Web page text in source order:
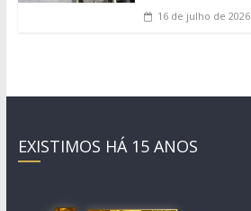
16 de julho de 2026
EXISTIMOS HÁ 15 ANOS